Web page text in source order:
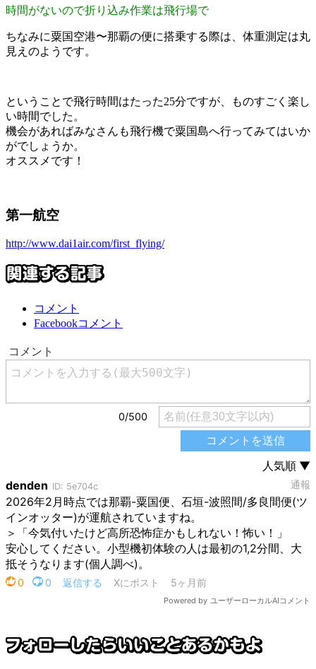
時間がないので折り込み作業は飛行場で
ちなみに粟国空港〜那覇の便に搭乗する際は、体重測定は丸
見えのようです。
ということで飛行時間はたった25分ですが、ものすごく楽し
い時間でした。
機会があればみなさんも飛行機で粟国島へ行ってみてはいか
がでしょうか。
オススメです！
第一航空
http://www.dai1air.com/first_flying/
コメント
Facebookコメント